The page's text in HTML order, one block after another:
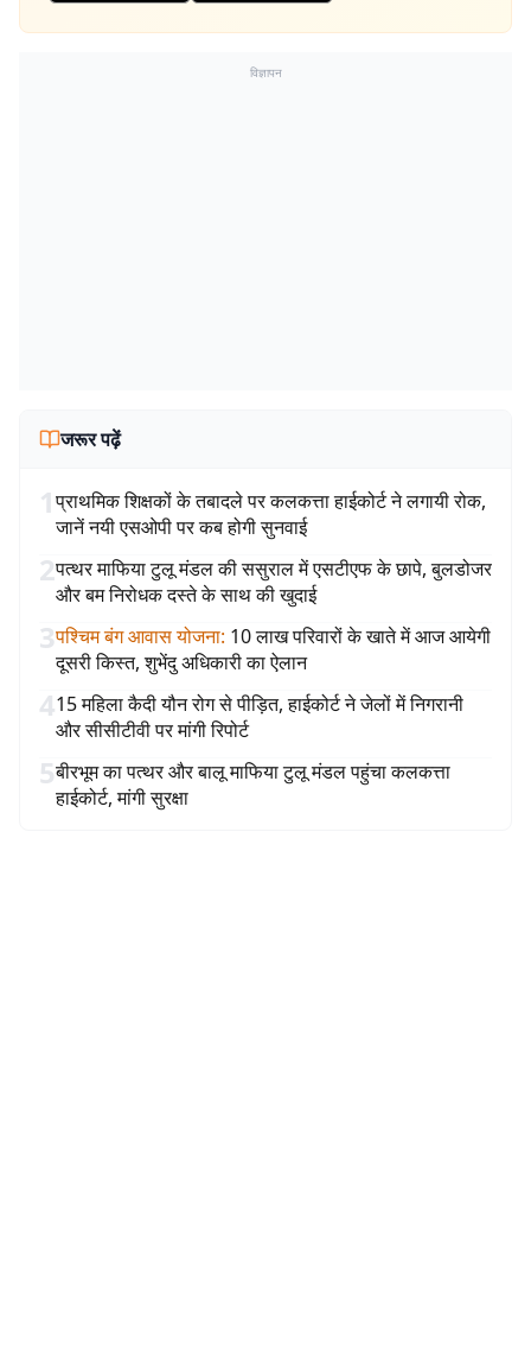
विज्ञापन
जरूर पढ़ें
1प्राथमिक शिक्षकों के तबादले पर कलकत्ता हाईकोर्ट ने लगायी रोक,
जानें नयी एसओपी पर कब होगी सुनवाई
2पत्थर माफिया टुलू मंडल की ससुराल में एसटीएफ के छापे, बुलडोजर
और बम निरोधक दस्ते के साथ की खुदाई
3पश्चिम बंग आवास योजना: 10 लाख परिवारों के खाते में आज आयेगी
दूसरी किस्त, शुभेंदु अधिकारी का ऐलान
415 महिला कैदी यौन रोग से पीड़ित, हाईकोर्ट ने जेलों में निगरानी
और सीसीटीवी पर मांगी रिपोर्ट
5बीरभूम का पत्थर और बालू माफिया टुलू मंडल पहुंचा कलकत्ता
हाईकोर्ट, मांगी सुरक्षा